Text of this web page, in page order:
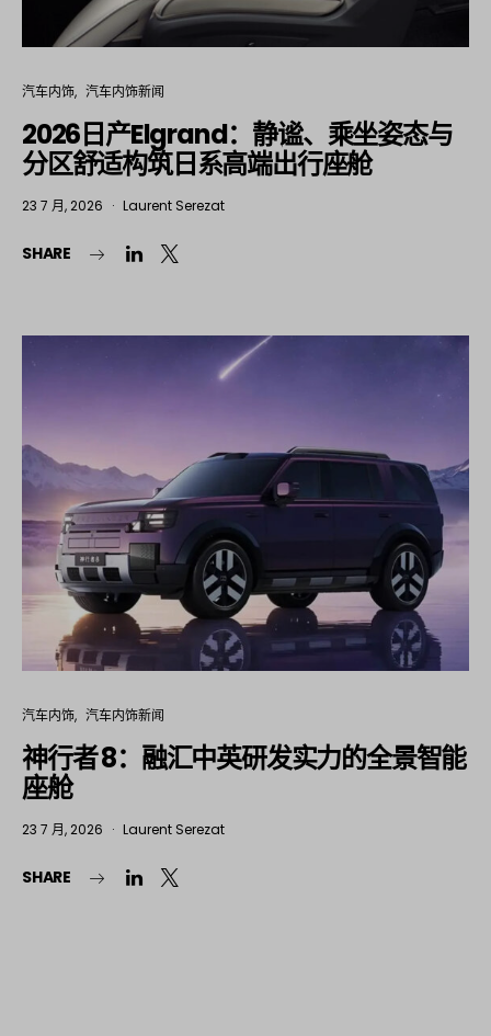
汽车内饰 汽车内饰新闻
2026日产Elgrand：静谧、乘坐姿态与
分区舒适构筑日系高端出行座舱
23 7 月, 2026 Laurent Serezat
SHARE
汽车内饰 汽车内饰新闻
神行者 8：融汇中英研发实力的全景智能
座舱
23 7 月, 2026 Laurent Serezat
SHARE